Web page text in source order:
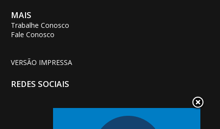
MAIS
Trabalhe Conosco
Fale Conosco
VERSÃO IMPRESSA
REDES SOCIAIS